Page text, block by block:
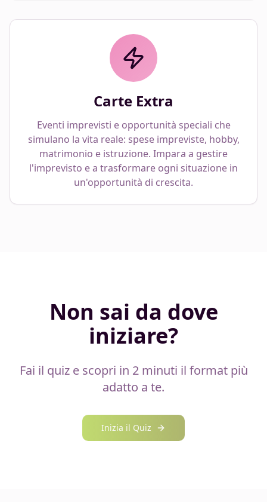
Carte Extra
Eventi imprevisti e opportunità speciali che
simulano la vita reale: spese impreviste, hobby,
matrimonio e istruzione. Impara a gestire
l'imprevisto e a trasformare ogni situazione in
un'opportunità di crescita.
Non sai da dove
iniziare?
Fai il quiz e scopri in 2 minuti il format più
adatto a te.
Inizia il Quiz